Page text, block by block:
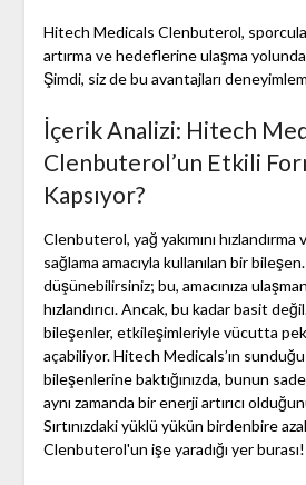
Hitech Medicals Clenbuterol,
artırma ve hedeflerine ulaşma
Şimdi, siz de bu avantajları
İçerik Analizi: Hitech
Clenbuterol’un Etkili
Kapsıyor?
Clenbuterol, yağ yakımını
sağlama amacıyla kullanılan bir
düşünebilirsiniz; bu, amacınıza
hızlandırıcı. Ancak, bu kadar basit
bileşenler, etkileşimleriyle vücutta
açabiliyor. Hitech Medicals’ın
bileşenlerine baktığınızda, bunun
aynı zamanda bir enerji artırıcı
Sırtınızdaki yüklü yükün birdenbire
Clenbuterol'un işe yaradığı yer burası!